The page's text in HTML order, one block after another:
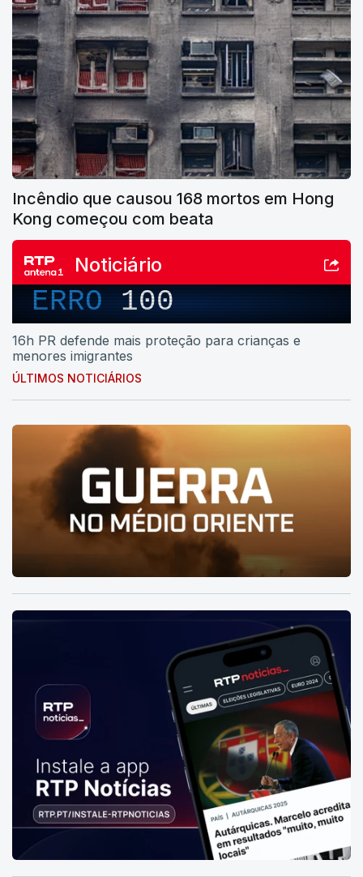
Incêndio que causou 168 mortos em Hong
Kong começou com beata
Noticiário
ERRO 100
16h PR defende mais proteção para crianças e
menores imigrantes
ÚLTIMOS NOTICIÁRIOS